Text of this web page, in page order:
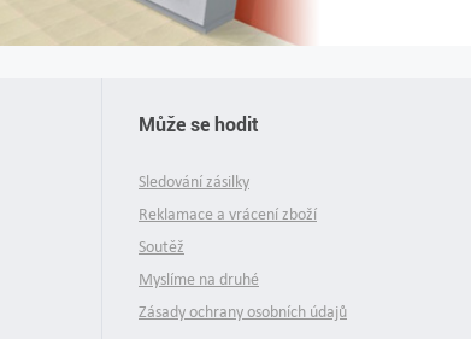
Může se hodit
Sledování zásilky
Reklamace a vrácení zboží
Soutěž
Myslíme na druhé
Zásady ochrany osobních údajů